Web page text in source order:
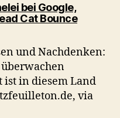
bei Google,
Cat Bouncesagt:
und Nachdenken:
in diesem Land
via